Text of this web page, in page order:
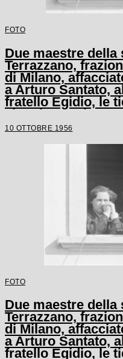
FOTO
Due maestre della
Terrazzano,
di Milano,
a Arturo Santato,
fratello Egidio, le
alunni e un'altra
10 OTTOBRE 1956
FOTO
Due maestre della
Terrazzano,
di Milano,
a Arturo Santato,
fratello Egidio, le